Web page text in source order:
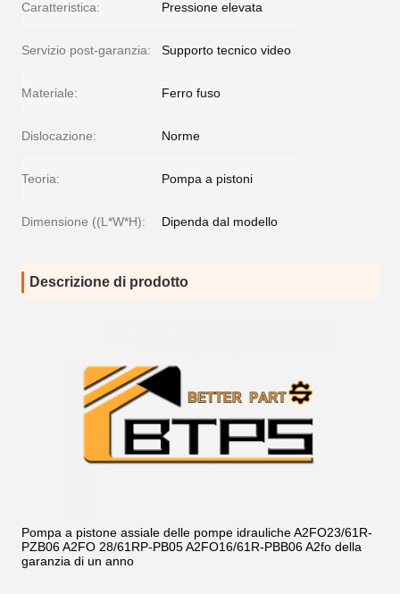
Caratteristica: Pressione elevata
Servizio post-garanzia: Supporto tecnico video
Materiale: Ferro fuso
Dislocazione: Norme
Teoria: Pompa a pistoni
Dimensione ((L*W*H): Dipenda dal modello
Descrizione di prodotto
Pompa a pistone assiale delle pompe idrauliche A2FO23/61R-
PZB06 A2FO 28/61RP-PB05 A2FO16/61R-PBB06 A2fo della
garanzia di un anno